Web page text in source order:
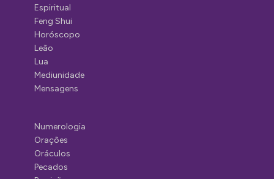
Espiritual
Feng Shui
Horóscopo
Leão
Lua
Mediunidade
Mensagens
Numerologia
Orações
Oráculos
Pecados